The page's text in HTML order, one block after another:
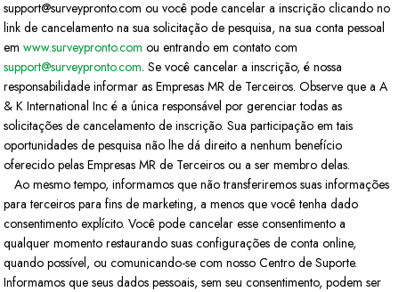
support@surveypronto.com ou você pode cancelar a inscrição clicando no
link de cancelamento na sua solicitação de pesquisa, na sua conta pessoal
emwww.surveypronto.com ou entrando em contato com
support@surveypronto.com. Se você cancelar a inscrição, é nossa
responsabilidade informar as Empresas MR de Terceiros. Observe que a A
& K International Inc é a única responsável por gerenciar todas as
solicitações de cancelamento de inscrição. Sua participação em tais
oportunidades de pesquisa não lhe dá direito a nenhum benefício
oferecido pelas Empresas MR de Terceiros ou a ser membro delas.
Ao mesmo tempo, informamos que não transferiremos suas informações
para terceiros para fins de marketing, a menos que você tenha dado
consentimento explícito. Você pode cancelar esse consentimento a
qualquer momento restaurando suas configurações de conta online,
quando possível, ou comunicando-se com nosso Centro de Suporte.
Informamos que seus dados pessoais, sem seu consentimento, podem ser